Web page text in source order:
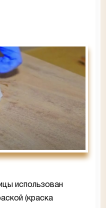
использован
(краска